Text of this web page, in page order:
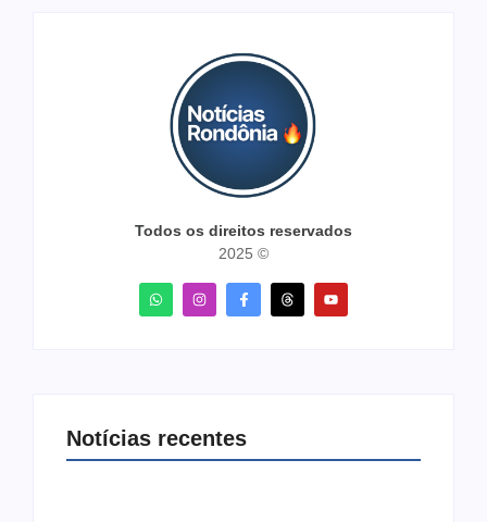
Todos os direitos reservados
2025 ©
Notícias recentes